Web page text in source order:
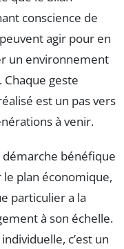
conscience de
agir pour en
un environnement
geste
est un pas vers
à venir.
démarche bénéfique
le plan économique,
particulier a la
à son échelle.
c’est un